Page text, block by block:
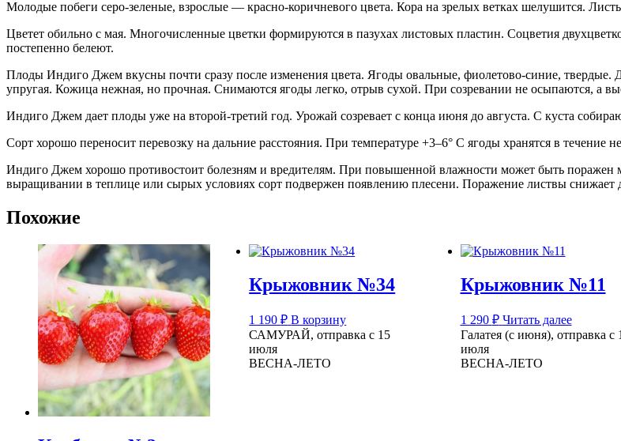
Молодые побеги серо-зеленые, взрослые — красно-коричневого цвета. Кора на зрелых ветках шелушится.
Цветет обильно с мая. Многочисленные цветки формируются в пазухах листовых пластин. Соцветия
постепенно белеют.
Плоды Индиго Джем вкусны почти сразу после изменения цвета. Ягоды овальные, фиолетово-синие,
упругая. Кожица нежная, но прочная. Снимаются ягоды легко, отрыв сухой. При созревании не осыпаются, а
Индиго Джем дает плоды уже на второй-третий год. Урожай созревает с конца июня до августа. С куста
Сорт хорошо переносит перевозку на дальние расстояния. При температуре +3–6° C ягоды хранятся в течение
Индиго Джем хорошо противостоит болезням и вредителям. При повышенной влажности может быть
выращивании в теплице или сырых условиях сорт подвержен появлению плесени. Поражение листвы снижает
Похожие
Крыжовник №34
1 190₽ В корзину
САМУРАЙ, отправка с 15
июля
ВЕСНА-ЛЕТО
Крыжовник №11
1 290 ₽ Читать далее
Галатея (с июня), отправка с
июля
ВЕСНА-ЛЕТО